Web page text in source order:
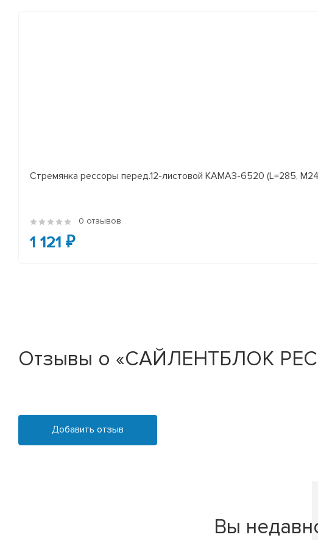
Стремянка рессоры перед.12-листовой КАМАЗ-6520 (L=285,
0 отзывов
1 121 ₽
Отзывы о «САЙЛЕНТБЛОК
Добавить отзыв
Вы